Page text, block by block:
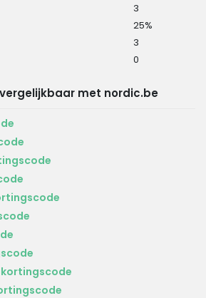
3
25%
3
0
met nordic.be